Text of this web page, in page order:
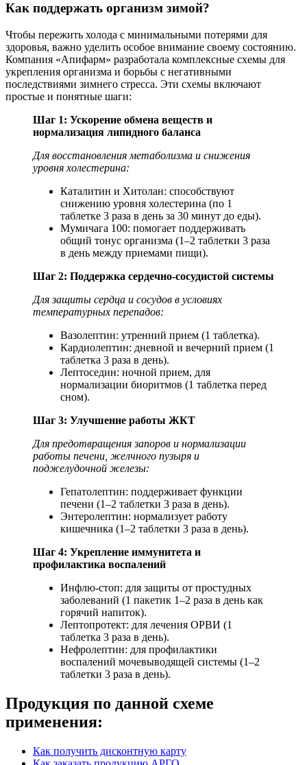
Как поддержать организм зимой?
Чтобы пережить холода с минимальными потерями для
здоровья, важно уделить особое внимание своему состоянию.
Компания «Апифарм» разработала комплексные схемы для
укрепления организма и борьбы с негативными
последствиями зимнего стресса. Эти схемы включают
простые и понятные шаги:
Шаг 1: Ускорение обмена веществ и
нормализация липидного баланса
Для восстановления метаболизма и снижения
уровня холестерина:
Каталитин и Хитолан: способствуют
снижению уровня холестерина (по 1
таблетке 3 раза в день за 30 минут до еды).
Мумичага 100: помогает поддерживать
общий тонус организма (1–2 таблетки 3 раза
в день между приемами пищи).
Шаг 2: Поддержка сердечно-сосудистой системы
Для защиты сердца и сосудов в условиях
температурных перепадов:
Вазолептин: утренний прием (1 таблетка).
Кардиолептин: дневной и вечерний прием (1
таблетка 3 раза в день).
Лептоседин: ночной прием, для
нормализации биоритмов (1 таблетка перед
сном).
Шаг 3: Улучшение работы ЖКТ
Для предотвращения запоров и нормализации
работы печени, желчного пузыря и
поджелудочной железы:
Гепатолептин: поддерживает функции
печени (1–2 таблетки 3 раза в день).
Энтеролептин: нормализует работу
кишечника (1–2 таблетки 3 раза в день).
Шаг 4: Укрепление иммунитета и
профилактика воспалений
Инфлю-стоп: для защиты от простудных
заболеваний (1 пакетик 1–2 раза в день как
горячий напиток).
Лептопротект: для лечения ОРВИ (1
таблетка 3 раза в день).
Нефролептин: для профилактики
воспалений мочевыводящей системы (1–2
таблетки 3 раза в день).
Продукция по данной схеме
применения:
Как получить дисконтную карту